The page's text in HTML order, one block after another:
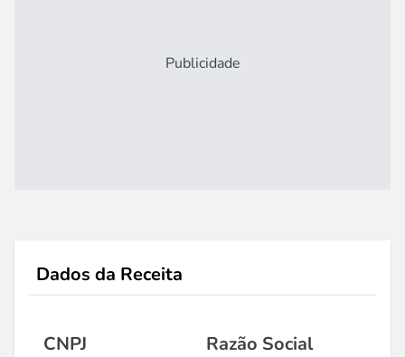
Publicidade
Dados da Receita
CNPJ Razão Social